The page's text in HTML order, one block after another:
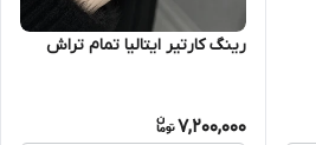
رینگ کارتیر ایتالیا تمام تراش
7,200,000